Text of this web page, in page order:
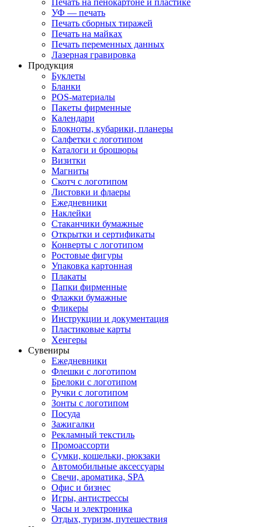
Печать на пенокартоне и пластике
УФ — печать
Печать сборных тиражей
Печать на майках
Печать переменных данных
Лазерная гравировка
Продукция
Буклеты
Бланки
POS-материалы
Пакеты фирменные
Календари
Блокноты, кубарики, планеры
Салфетки с логотипом
Каталоги и брошюры
Визитки
Магниты
Скотч с логотипом
Листовки и флаеры
Ежедневники
Наклейки
Стаканчики бумажные
Открытки и сертификаты
Конверты с логотипом
Ростовые фигуры
Упаковка картонная
Плакаты
Папки фирменные
Флажки бумажные
Фликеры
Инструкции и документация
Пластиковые карты
Хенгеры
Сувениры
Ежедневники
Флешки с логотипом
Брелоки с логотипом
Ручки с логотипом
Зонты с логотипом
Посуда
Зажигалки
Рекламный текстиль
Промоассорти
Сумки, кошельки, рюкзаки
Автомобильные аксессуары
Свечи, ароматика, SPA
Офис и бизнес
Игры, антистрессы
Часы и электроника
Отдых, туризм, путешествия